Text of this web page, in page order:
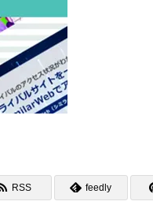
RSS feedly